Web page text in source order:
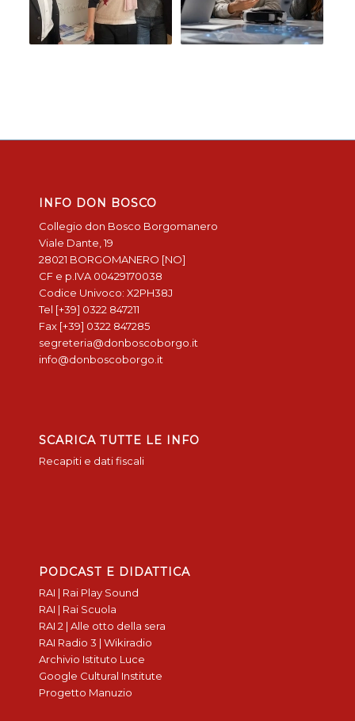
INFO DON BOSCO
Collegio don Bosco Borgomanero
Viale Dante, 19
28021 BORGOMANERO [NO]
CF e p.IVA 00429170038
Codice Univoco: X2PH38J
Tel [+39] 0322 847211
Fax [+39] 0322 847285
segreteria@donboscoborgo.it
info@donboscoborgo.it
SCARICA TUTTE LE INFO
Recapiti e dati fiscali
PODCAST E DIDATTICA
RAI | Rai Play Sound
RAI | Rai Scuola
RAI 2 | Alle otto della sera
RAI Radio 3 | Wikiradio
Archivio Istituto Luce
Google Cultural Institute
Progetto Manuzio